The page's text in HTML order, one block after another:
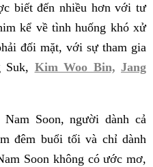
biết đến nhiều hơn với tư
kể về tình huống khó xử
đối mặt, với sự tham gia
Suk, Kim Woo Bin, Jang
Soon, người dành cả
đêm buổi tối và chỉ dành
Soon không có ước mơ,